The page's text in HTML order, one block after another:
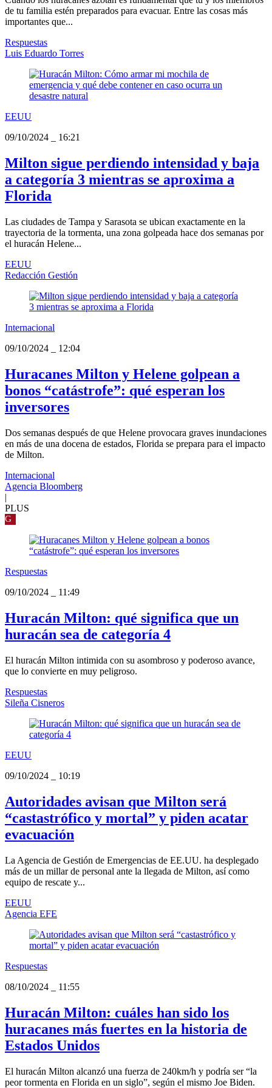
de tu familia estén preparados para evacuar. Entre las cosas más
importantes que...
Respuestas
Luis Eduardo Torres
EEUU
09/10/2024
16:21
Milton sigue perdiendo intensidad y baja
a categoría 3 mientras se aproxima a
Florida
Las ciudades de Tampa y Sarasota se ubican exactamente en la
trayectoria de la tormenta, una zona golpeada hace dos semanas por
el huracán Helene...
EEUU
Redacción Gestión
Internacional
09/10/2024
12:04
Huracanes Milton y Helene golpean a
bonos “catástrofe”: qué esperan los
inversores
Dos semanas después de que Helene provocara graves inundaciones
en más de una docena de estados, Florida se prepara para el impacto
de Milton.
Internacional
Agencia Bloomberg
|
PLUS
G
Respuestas
09/10/2024
11:49
Huracán Milton: qué significa que un
huracán sea de categoría 4
El huracán Milton intimida con su asombroso y poderoso avance,
que lo convierte en muy peligroso.
Respuestas
Sileña Cisneros
EEUU
09/10/2024
10:19
Autoridades avisan que Milton será
“castastrófico y mortal” y piden acatar
evacuación
La Agencia de Gestión de Emergencias de EE.UU. ha desplegado
más de un millar de personal ante la llegada de Milton, así como
equipo de rescate y...
EEUU
Agencia EFE
Respuestas
08/10/2024
11:55
Huracán Milton: cuáles han sido los
huracanes más fuertes en la historia de
Estados Unidos
El huracán Milton alcanzó una fuerza de 240km/h y podría ser “la
peor tormenta en Florida en un siglo”, según el mismo Joe Biden.